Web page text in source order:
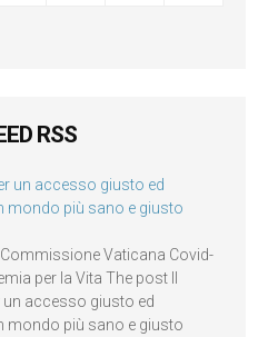
RSS
un accesso giusto ed
mondo più sano e giusto
Vaticana Covid-
per la Vita The post Il
accesso giusto ed
mondo più sano e giusto